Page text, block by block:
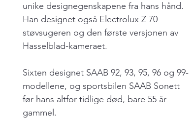
unike designegenskapene fra hans hånd.
Han designet også Electrolux Z 70-
støvsugeren og den første versjonen av
Hasselblad-kameraet.
Sixten designet SAAB 92, 93, 95, 96 og 99-
modellene, og sportsbilen SAAB Sonett
før hans altfor tidlige død, bare 55 år
gammel.